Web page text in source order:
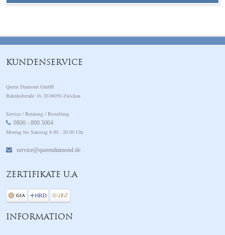
KUNDENSERVICE
Queen Diamond GmbH
Bahnhofstraße 16, D-08056 Zwickau
Service / Beratung / Bestellung
0800 - 800 5004
Montag bis Samstag 8.00 - 20.00 Uhr
service@queendiamond.de
ZERTIFIKATE U.A
INFORMATION